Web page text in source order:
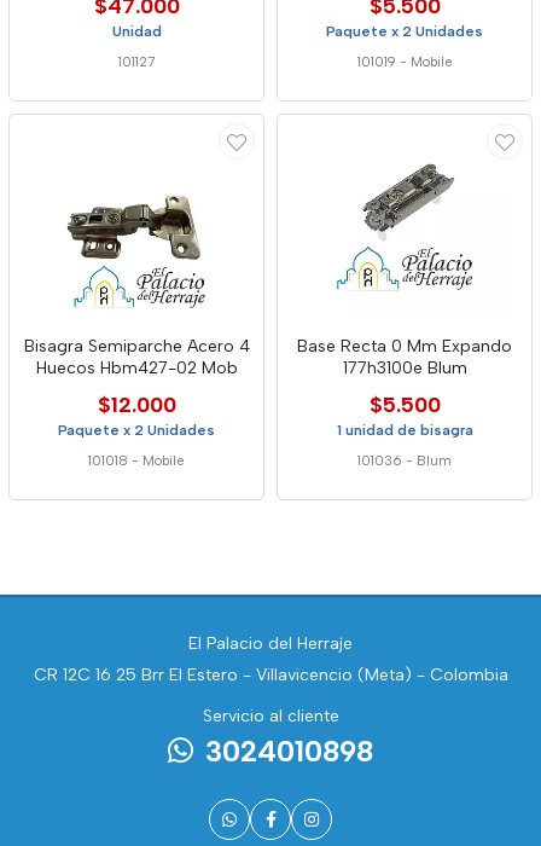
$47.000
Unidad
101127
$5.500
Paquete x 2 Unidades
101019 - Mobile
Bisagra Semiparche Acero 4
Huecos Hbm427-02 Mob
$12.000
Paquete x 2 Unidades
101018 - Mobile
Base Recta 0 Mm Expando
177h3100e Blum
$5.500
1 unidad de bisagra
101036 - Blum
El Palacio del Herraje
CR 12C 16 25 Brr El Estero - Villavicencio (Meta) - Colombia
Servicio al cliente
3024010898